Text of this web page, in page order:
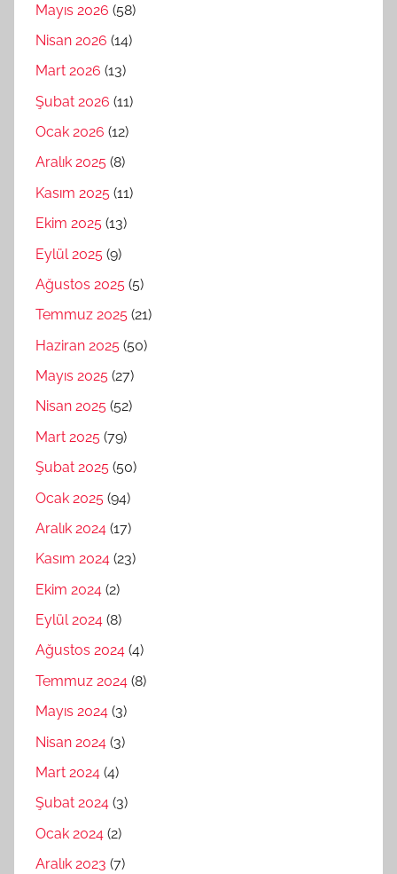
Mayıs 2026 (58)
Nisan 2026 (14)
Mart 2026 (13)
Şubat 2026 (11)
Ocak 2026 (12)
Aralık 2025 (8)
Kasım 2025 (11)
Ekim 2025 (13)
Eylül 2025 (9)
Ağustos 2025 (5)
Temmuz 2025 (21)
Haziran 2025 (50)
Mayıs 2025 (27)
Nisan 2025 (52)
Mart 2025 (79)
Şubat 2025 (50)
Ocak 2025 (94)
Aralık 2024 (17)
Kasım 2024 (23)
Ekim 2024 (2)
Eylül 2024 (8)
Ağustos 2024 (4)
Temmuz 2024 (8)
Mayıs 2024 (3)
Nisan 2024 (3)
Mart 2024 (4)
Şubat 2024 (3)
Ocak 2024 (2)
Aralık 2023 (7)